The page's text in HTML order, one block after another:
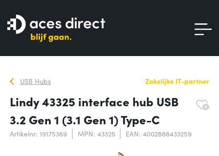
USB Hubs Zakelijke IT-partner
Lindy 43325 interface hub USB
3.2 Gen 1 (3.1 Gen 1) Type-C
Artikelnr: 19175369 MPN: 43325 EAN: 4002888433259